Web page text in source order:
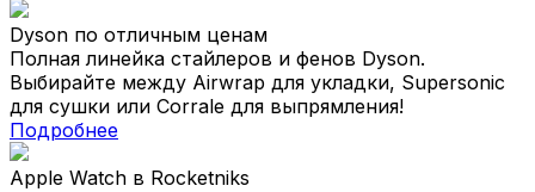
Dyson по отличным ценам
Полная линейка стайлеров и фенов Dyson.
Выбирайте между Airwrap для укладки, Supersonic
для сушки или Corrale для выпрямления!
Подробнее
Apple Watch в Rocketniks